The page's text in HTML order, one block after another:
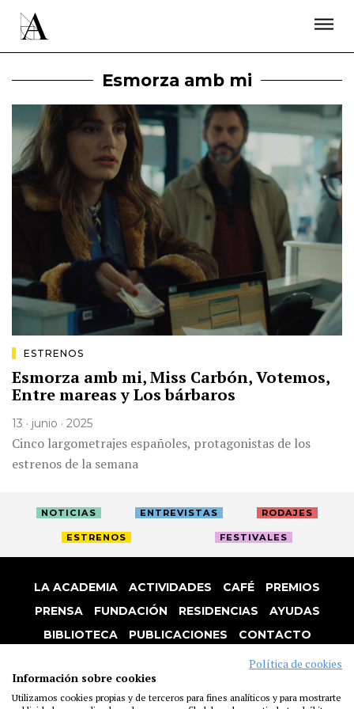
Esmorza amb mi
ESTRENOS
Esmorza amb mi, Miss Carbón, Votemos,
Entre mareas y Los bárbaros
13 · junio · 2025
Cinco largometrajes españoles, protagonistas de los
estrenos de la semana
NOTICIAS ENTREVISTAS RODAJES
ESTRENOS FESTIVALES
LA ACADEMIA ACTIVIDADES CAFÉ
PREMIOS
PRENSA
FUNDACIÓN RESIDENCIAS
AYUDAS
BIBLIOTECA
PUBLICACIONES
CONTACTO
COOKIES
ÚNETE A LA ACADEMIA DE CINE
PRENSA
NEWSLETTER
Política de cookies
Información sobre cookies
Utilizamos cookies propias y de terceros para fines analíticos y para mostrarte